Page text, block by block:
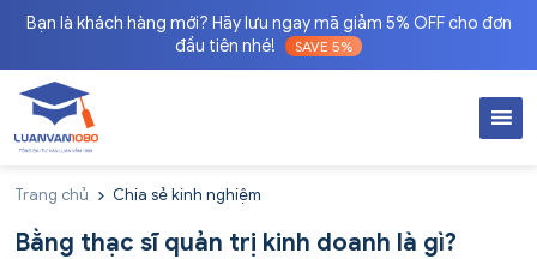
Bạn là khách hàng mới? Hãy lưu ngay mã giảm 5% OFF cho đơn
đầu tiên nhé!
SAVE 5%
Trang chủ Chia sẻ kinh nghiệm
Bằng thạc sĩ quản trị kinh doanh là gì?